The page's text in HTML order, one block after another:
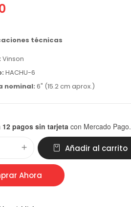
técnicas
Vinson
HACHU-6
nominal: 6" (15.2 cm aprox.)
12 pagos sin tarjeta con Mercado Pago.
Añadir al carrito
Ahora